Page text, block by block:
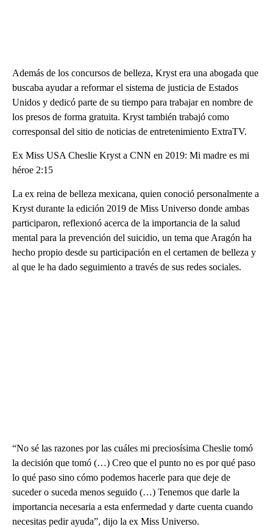
Además de los concursos de belleza, Kryst era una abogada que
buscaba ayudar a reformar el sistema de justicia de Estados
Unidos y dedicó parte de su tiempo para trabajar en nombre de
los presos de forma gratuita. Kryst también trabajó como
corresponsal del sitio de noticias de entretenimiento ExtraTV.
Ex Miss USA Cheslie Kryst a CNN en 2019: Mi madre es mi
héroe 2:15
La ex reina de belleza mexicana, quien conoció personalmente a
Kryst durante la edición 2019 de Miss Universo donde ambas
participaron, reflexionó acerca de la importancia de la salud
mental para la prevención del suicidio, un tema que Aragón ha
hecho propio desde su participación en el certamen de belleza y
al que le ha dado seguimiento a través de sus redes sociales.
“No sé las razones por las cuáles mi preciosísima Cheslie tomó
la decisión que tomó (…) Creo que el punto no es por qué paso
lo qué paso sino cómo podemos hacerle para que deje de
suceder o suceda menos seguido (…) Tenemos que darle la
importancia necesaria a esta enfermedad y darte cuenta cuando
necesitas pedir ayuda”, dijo la ex Miss Universo.